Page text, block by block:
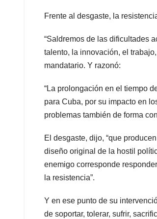
Frente al desgaste, la
“Saldremos de las dificultades
talento, la innovación, el
mandatario. Y razonó:
“La prolongación en el tiempo
para Cuba, por su impacto en
problemas también de forma
El desgaste, dijo, “que
diseño original de la hostil
enemigo corresponde
la resistencia”.
Y en ese punto de su
de soportar, tolerar, sufrir,